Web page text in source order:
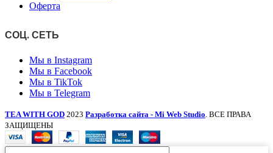
Оферта
СОЦ. СЕТЬ
Мы в Instagram
Мы в Facebook
Мы в TikTok
Мы в Telegram
TEA WITH GOD 2023 Разработка сайта - Mi Web Studio. ВСЕ ПРАВА
ЗАЩИЩЕНЫ